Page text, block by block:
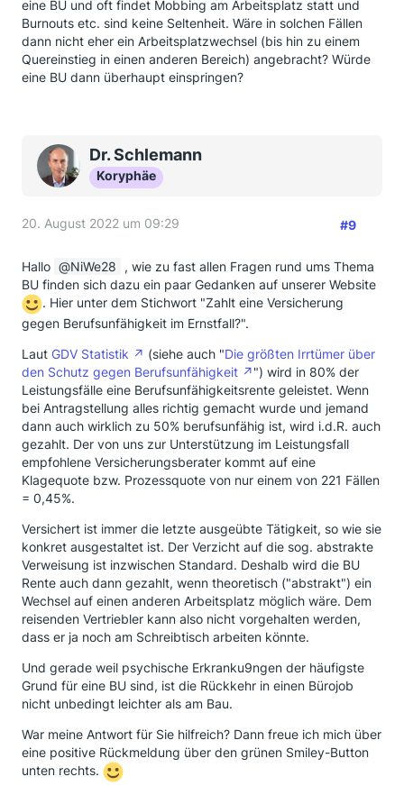
eine BU und oft findet Mobbing am Arbeitsplatz statt und
Burnouts etc. sind keine Seltenheit. Wäre in solchen Fällen
dann nicht eher ein Arbeitsplatzwechsel (bis hin zu einem
Quereinstieg in einen anderen Bereich) angebracht? Würde
eine BU dann überhaupt einspringen?
Dr. Schlemann
Koryphäe
20. August 2022 um 09:29 #9
Hallo NiWe28
, wie zu fast allen Fragen rund ums Thema
BU finden sich dazu ein paar Gedanken auf unserer Website
. Hier unter dem Stichwort "Zahlt eine Versicherung
gegen Berufsunfähigkeit im Ernstfall?".
Laut GDV Statistik (siehe auch "Die größten Irrtümer über
den Schutz gegen Berufsunfähigkeit
") wird in 80% der
Leistungsfälle eine Berufsunfähigkeitsrente geleistet. Wenn
bei Antragstellung alles richtig gemacht wurde und jemand
dann auch wirklich zu 50% berufsunfähig ist, wird i.d.R. auch
gezahlt. Der von uns zur Unterstützung im Leistungsfall
empfohlene Versicherungsberater kommt auf eine
Klagequote bzw. Prozessquote von nur einem von 221 Fällen
= 0,45%.
Versichert ist immer die letzte ausgeübte Tätigkeit, so wie sie
konkret ausgestaltet ist. Der Verzicht auf die sog. abstrakte
Verweisung ist inzwischen Standard. Deshalb wird die BU
Rente auch dann gezahlt, wenn theoretisch ("abstrakt") ein
Wechsel auf einen anderen Arbeitsplatz möglich wäre. Dem
reisenden Vertriebler kann also nicht vorgehalten werden,
dass er ja noch am Schreibtisch arbeiten könnte.
Und gerade weil psychische Erkranku9ngen der häufigste
Grund für eine BU sind, ist die Rückkehr in einen Bürojob
nicht unbedingt leichter als am Bau.
War meine Antwort für Sie hilfreich? Dann freue ich mich über
eine positive Rückmeldung über den grünen Smiley-Button
unten rechts.